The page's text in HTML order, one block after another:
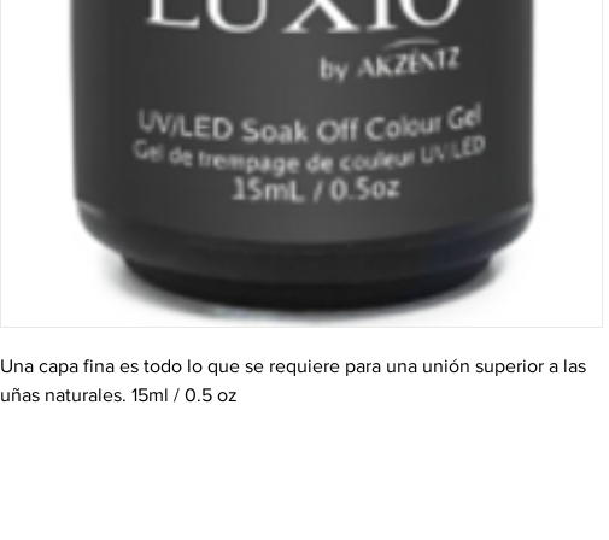
Una capa fina es todo lo que se requiere para una unión superior a las
uñas naturales. 15ml / 0.5 oz